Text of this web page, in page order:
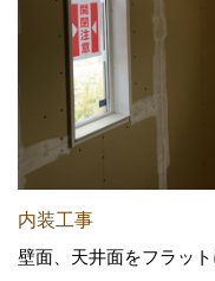
内装工事
壁面、天井面をフラッ